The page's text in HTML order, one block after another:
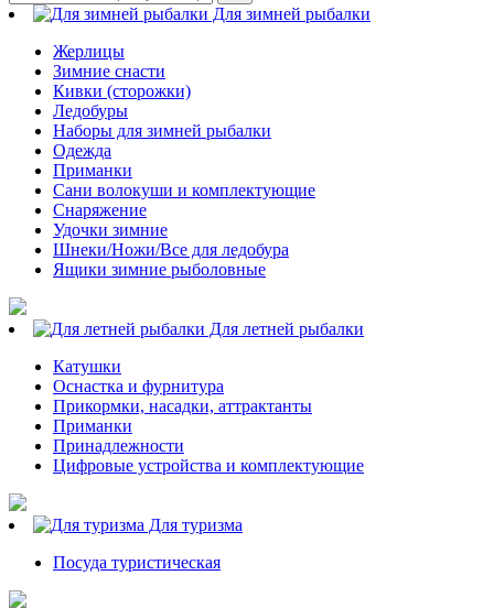
Для зимней рыбалки
Жерлицы
Зимние снасти
Кивки (сторожки)
Ледобуры
Наборы для зимней рыбалки
Одежда
Приманки
Сани волокуши и комплектующие
Снаряжение
Удочки зимние
Шнеки/Ножи/Все для ледобура
Ящики зимние рыболовные
Для летней рыбалки
Катушки
Оснастка и фурнитура
Прикормки, насадки, аттрактанты
Приманки
Принадлежности
Цифровые устройства и комплектующие
Для туризма
Посуда туристическая